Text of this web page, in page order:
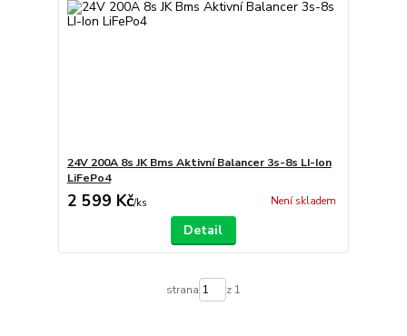
24V 200A 8s JK Bms Aktivní Balancer 3s-8s LI-Ion
LiFePo4
2 599 Kč/ks Není skladem
Detail
strana z 1